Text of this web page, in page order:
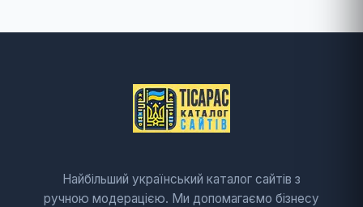
Найбільший український каталог сайтів з
ручною модерацією. Ми допомагаємо бізнесу